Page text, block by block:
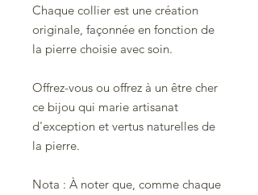
Chaque collier est une création
originale, façonnée en fonction de
la pierre choisie avec soin.
Offrez-vous ou offrez à un être cher
ce bijou qui marie artisanat
d'exception et vertus naturelles de
la pierre.
Nota : À noter que, comme chaque